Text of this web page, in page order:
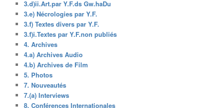
3.d)ii.Art.par Y.F.ds Gw.haDu
3.e) Nécrologies par Y.F.
3.f) Textes divers par Y.F.
3.f)i.Textes par Y.F.non publiés
4. Archives
4.a) Archives Audio
4.b) Archives de Film
5. Photos
7. Nouveautés
7.(a) Interviews
8. Conférences Internationales